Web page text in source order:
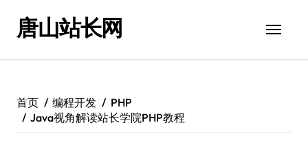
唐山站长网
首页 编程开发
PHP
Java视角解读站长学院PHP教程